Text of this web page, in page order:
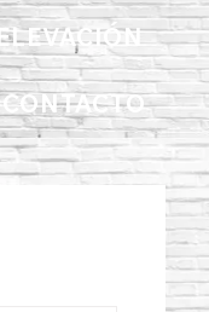
CONTACTO